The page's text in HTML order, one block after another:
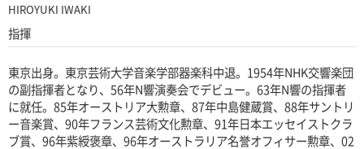
HIROYUKI IWAKI
指揮
東京出身。東京芸術大学音楽学部器楽科中退。1954年NHK交響楽団
の副指揮者となり、56年N響演奏会でデビュー。63年N響の指揮者
に就任。85年オーストリア大勲章、87年中島健蔵賞、88年サントリ
ー音楽賞、90年フランス芸術文化勲章、91年日本エッセイストクラ
ブ賞、96年紫綬褒章、96年オーストラリア名誉オフィサー勲章、02